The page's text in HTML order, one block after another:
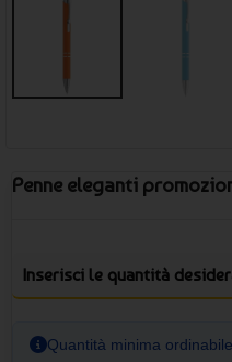
Penne eleganti
Inserisci le quantità
Quantità minima